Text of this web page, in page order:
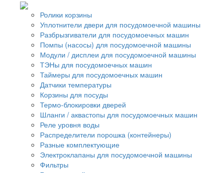
Ролики корзины
Уплотнители двери для посудомоечной машины
Разбрызгиватели для посудомоечных машин
Помпы (насосы) для посудомоечной машины
Модули / дисплеи для посудомоечной машины
ТЭНы для посудомоечных машин
Таймеры для посудомоечных машин
Датчики температуры
Корзины для посуды
Термо-блокировки дверей
Шланги / аквастопы для посудомоечных машин
Реле уровня воды
Распределители порошка (контейнеры)
Разные комплектующие
Электроклапаны для посудомоечной машины
Фильтры